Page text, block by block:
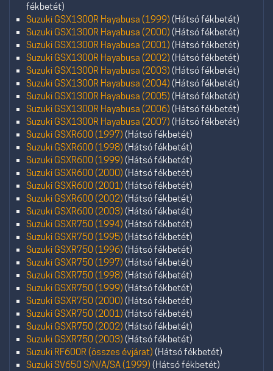
fékbetét)
Suzuki GSX1300R Hayabusa (1999) (Hátsó fékbetét)
Suzuki GSX1300R Hayabusa (2000) (Hátsó fékbetét)
Suzuki GSX1300R Hayabusa (2001) (Hátsó fékbetét)
Suzuki GSX1300R Hayabusa (2002) (Hátsó fékbetét)
Suzuki GSX1300R Hayabusa (2003) (Hátsó fékbetét)
Suzuki GSX1300R Hayabusa (2004) (Hátsó fékbetét)
Suzuki GSX1300R Hayabusa (2005) (Hátsó fékbetét)
Suzuki GSX1300R Hayabusa (2006) (Hátsó fékbetét)
Suzuki GSX1300R Hayabusa (2007) (Hátsó fékbetét)
Suzuki GSXR600 (1997) (Hátsó fékbetét)
Suzuki GSXR600 (1998) (Hátsó fékbetét)
Suzuki GSXR600 (1999) (Hátsó fékbetét)
Suzuki GSXR600 (2000) (Hátsó fékbetét)
Suzuki GSXR600 (2001) (Hátsó fékbetét)
Suzuki GSXR600 (2002) (Hátsó fékbetét)
Suzuki GSXR600 (2003) (Hátsó fékbetét)
Suzuki GSXR750 (1994) (Hátsó fékbetét)
Suzuki GSXR750 (1995) (Hátsó fékbetét)
Suzuki GSXR750 (1996) (Hátsó fékbetét)
Suzuki GSXR750 (1997) (Hátsó fékbetét)
Suzuki GSXR750 (1998) (Hátsó fékbetét)
Suzuki GSXR750 (1999) (Hátsó fékbetét)
Suzuki GSXR750 (2000) (Hátsó fékbetét)
Suzuki GSXR750 (2001) (Hátsó fékbetét)
Suzuki GSXR750 (2002) (Hátsó fékbetét)
Suzuki GSXR750 (2003) (Hátsó fékbetét)
Suzuki RF600R (összes évjárat) (Hátsó fékbetét)
Suzuki SV650 S/N/A/SA (1999) (Hátsó fékbetét)